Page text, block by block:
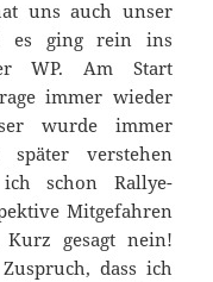
uns auch unser
es ging rein ins
WP. Am Start
immer wieder
wurde immer
verstehen
schon Rallye-
Mitgefahren
gesagt nein!
dass ich